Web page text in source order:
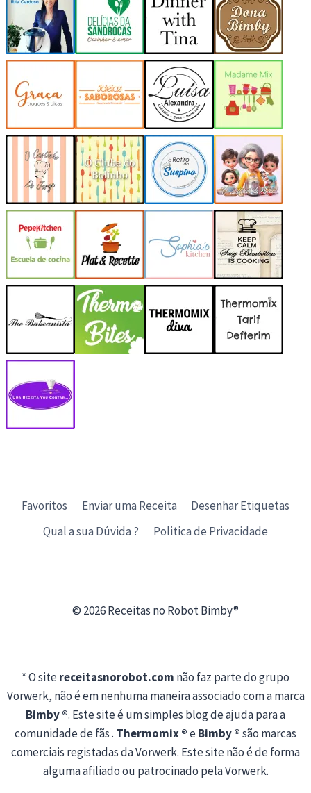
Favoritos Enviar uma Receita
Desenhar Etiquetas
Qual a sua Dúvida ?
Politica de Privacidade
© 2026 Receitas no Robot Bimby®
* O sitereceitasnorobot.com não faz parte do grupo
Vorwerk, não é em nenhuma maneira associado com a marca
Bimby ®. Este site é um simples blog de ajuda para a
comunidade de fãs . Thermomix ®eBimby ®são marcas
comerciais registadas da Vorwerk. Este site não é de forma
alguma afiliado ou patrocinado pela Vorwerk.